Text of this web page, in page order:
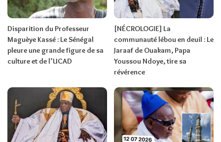
Disparition du Professeur
Maguèye Kassé : Le Sénégal
pleure une grande figure de sa
culture et de l’UCAD
[NÉCROLOGIE] La
communauté lébou en deuil : Le
Jaraaf de Ouakam, Papa
Youssou Ndoye, tire sa
révérence